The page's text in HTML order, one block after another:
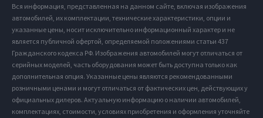
Вся информация, представленная на данном сайте, включая изображения
автомобилей, их комплектации, технические характеристики, опции и
указанные цены, носит исключительно информационный характер и не
является публичной офертой, определяемой положениями статьи 437
Гражданского кодекса РФ. Изображения автомобилей могут отличаться от
серийных моделей, часть оборудования может быть доступна только как
дополнительная опция. Указанные цены являются рекомендованными
розничными ценами и могут отличаться от фактических цен, действующих у
официальных дилеров. Актуальную информацию о наличии автомобилей,
комплектациях, стоимости, условиях приобретения и оформления уточняйте